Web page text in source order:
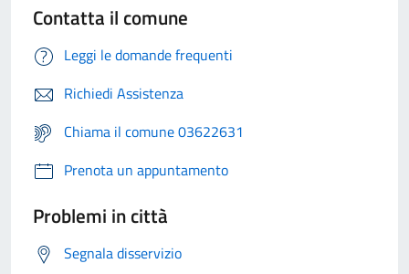
Contatta il comune
Leggi le domande frequenti
Richiedi Assistenza
Chiama il comune 03622631
Prenota un appuntamento
Problemi in città
Segnala disservizio